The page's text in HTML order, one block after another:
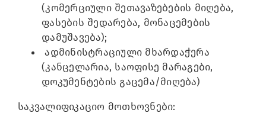
(კომერციული შეთავაზებების მიღება,
ფასების შედარება, მონაცემების
დამუშავება);
ადმინისტრაციული მხარდაჭერა
(კანცელარია, საოფისე მარაგები,
დოკუმენტების გაცემა/მიღება)
საკვალიფიკაციო მოთხოვნები: